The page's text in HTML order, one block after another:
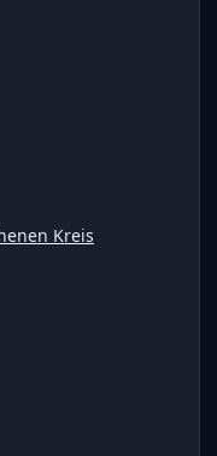
Kreis